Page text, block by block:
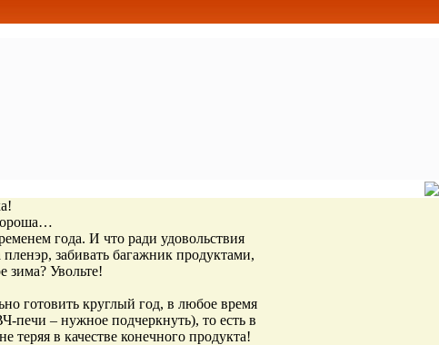
года. И что ради удовольствия
забивать багажник продуктами,
зима? Увольте!
готовить круглый год, в любое время
печи – нужное подчеркнуть), то есть в
теряя в качестве конечного продукта!